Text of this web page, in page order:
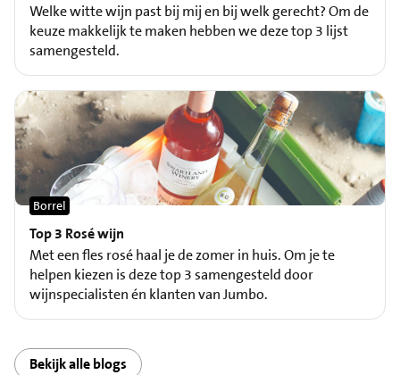
Welke witte wijn past bij mij en bij welk gerecht? Om de
keuze makkelijk te maken hebben we deze top 3 lijst
samengesteld.
Top 3 Rosé wijn
Borrel
Met een fles rosé haal je de zomer in huis. Om je te
helpen kiezen is deze top 3 samengesteld door
wijnspecialisten én klanten van Jumbo.
Bekijk alle blogs